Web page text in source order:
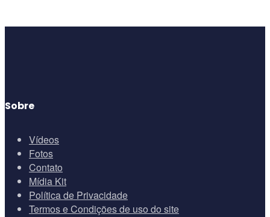
Sobre
Vídeos
Fotos
Contato
Mídia Kit
Política de Privacidade
Termos e Condições de uso do site